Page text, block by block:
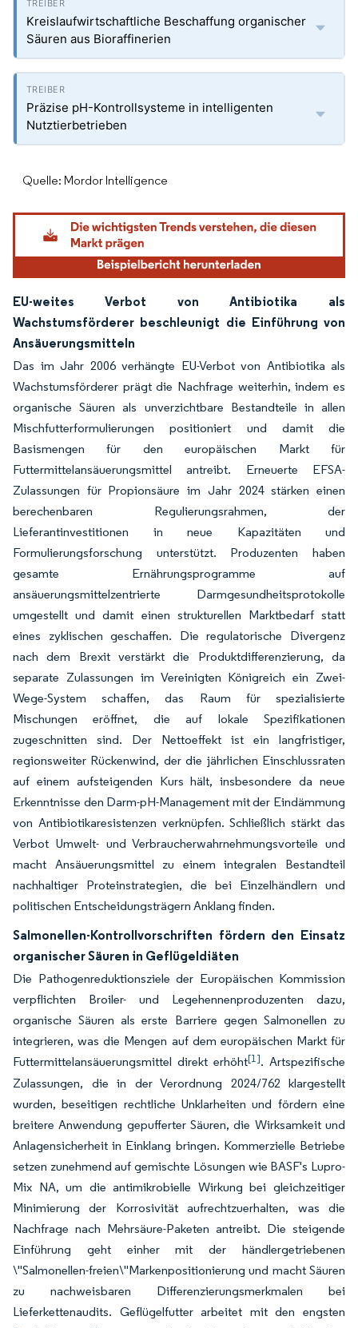
Kreislaufwirtschaftliche Beschaffung organischer
Säuren aus Bioraffinerien
Präzise pH-Kontrollsysteme in intelligenten
Nutztierbetrieben
Quelle: Mordor Intelligence
EU-weites Verbot von Antibiotika als
Wachstumsförderer beschleunigt die Einführung von
Ansäuerungsmitteln
Das im Jahr 2006 verhängte EU-Verbot von Antibiotika als
Wachstumsförderer prägt die Nachfrage weiterhin, indem es
organische Säuren als unverzichtbare Bestandteile in allen
Mischfutterformulierungen positioniert und damit die
Basismengen für den europäischen Markt für
Futtermittelansäuerungsmittel antreibt. Erneuerte EFSA-
Zulassungen für Propionsäure im Jahr 2024 stärken einen
berechenbaren Regulierungsrahmen, der
Lieferantinvestitionen in neue Kapazitäten und
Formulierungsforschung unterstützt. Produzenten haben
gesamte Ernährungsprogramme auf
ansäuerungsmittelzentrierte Darmgesundheitsprotokolle
umgestellt und damit einen strukturellen Marktbedarf statt
eines zyklischen geschaffen. Die regulatorische Divergenz
nach dem Brexit verstärkt die Produktdifferenzierung, da
separate Zulassungen im Vereinigten Königreich ein Zwei-
Wege-System schaffen, das Raum für spezialisierte
Mischungen eröffnet, die auf lokale Spezifikationen
zugeschnitten sind. Der Nettoeffekt ist ein langfristiger,
regionsweiter Rückenwind, der die jährlichen Einschlussraten
auf einem aufsteigenden Kurs hält, insbesondere da neue
Erkenntnisse den Darm-pH-Management mit der Eindämmung
von Antibiotikaresistenzen verknüpfen. Schließlich stärkt das
Verbot Umwelt- und Verbraucherwahrnehmungsvorteile und
macht Ansäuerungsmittel zu einem integralen Bestandteil
nachhaltiger Proteinstrategien, die bei Einzelhändlern und
politischen Entscheidungsträgern Anklang finden.
Salmonellen-Kontrollvorschriften fördern den Einsatz
organischer Säuren in Geflügeldiäten
Die Pathogenreduktionsziele der Europäischen Kommission
verpflichten Broiler- und Legehennenproduzenten dazu,
organische Säuren als erste Barriere gegen Salmonellen zu
integrieren, was die Mengen auf dem europäischen Markt für
Futtermittelansäuerungsmittel direkt erhöht[1]. Artspezifische
Zulassungen, die in der Verordnung 2024/762 klargestellt
wurden, beseitigen rechtliche Unklarheiten und fördern eine
breitere Anwendung gepufferter Säuren, die Wirksamkeit und
Anlagensicherheit in Einklang bringen. Kommerzielle Betriebe
setzen zunehmend auf gemischte Lösungen wie BASF's Lupro-
Mix NA, um die antimikrobielle Wirkung bei gleichzeitiger
Minimierung der Korrosivität aufrechtzuerhalten, was die
Nachfrage nach Mehrsäure-Paketen antreibt. Die steigende
Einführung geht einher mit der händlergetriebenen
\"Salmonellen-freien\"Markenpositionierung und macht Säuren
zu nachweisbaren Differenzierungsmerkmalen bei
Lieferkettenaudits. Geflügelfutter arbeitet mit den engsten